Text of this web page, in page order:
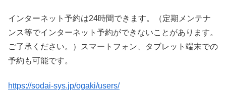
インターネット予約は24時間できます。（定期メンテナ
ンス等でインターネット予約ができないことがあります。
ご了承ください。）スマートフォン、タブレット端末での
予約も可能です。
https://sodai-sys.jp/ogaki/users/